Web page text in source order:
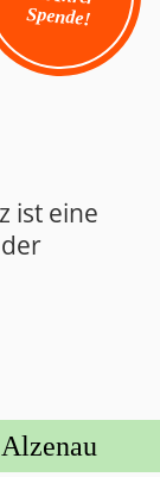
Spende!
ist eine